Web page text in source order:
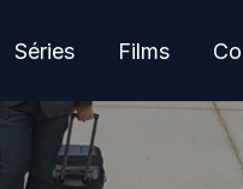
Séries Films